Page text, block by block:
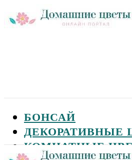
БОНСАЙ
ДЕКОРАТИВНЫЕ
КОМНАТНЫЕ